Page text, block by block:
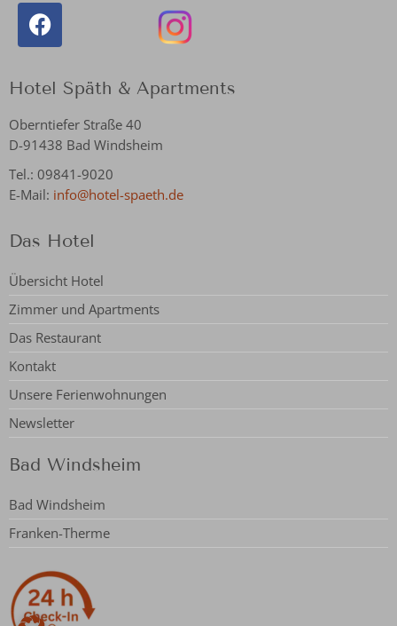
Hotel Späth & Apartments
Oberntiefer Straße 40
D-91438 Bad Windsheim
Tel.: 09841-9020
E-Mail: info@hotel-spaeth.de
Das Hotel
Übersicht Hotel
Zimmer und Apartments
Das Restaurant
Kontakt
Unsere Ferienwohnungen
Newsletter
Bad Windsheim
Bad Windsheim
Franken-Therme